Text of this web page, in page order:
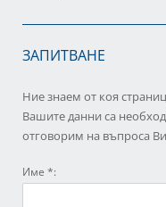
ЗАПИТВАНЕ
Ние знаем от коя
Вашите данни са
отговорим на въпроса
Име *: